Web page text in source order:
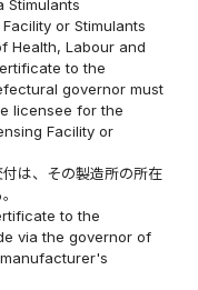
Stimulants
or Stimulants
Health, Labour and
to the
governor must
licensee for the
Facility or
は、その製造所の所在
to the
via the governor of